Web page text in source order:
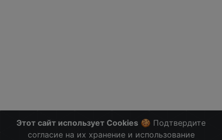
Этот сайт использует Cookies 🍪 Подтвердите
согласие на их хранение и использование